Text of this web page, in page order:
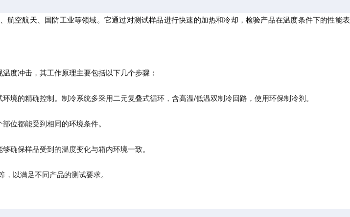
空航天、国防工业等领域。它通过对测试样品进行快速的加热和冷却，检验产品在温度条件下的性能
度冲击，其工作原理主要包括以下几个步骤：
境的精确控制。制冷系统多采用二元复叠式循环，含高温/低温双制冷回路，使用环保制冷剂。
位都能受到相同的环境条件。
确保样品受到的温度变化与箱内环境一致。
以满足不同产品的测试要求。